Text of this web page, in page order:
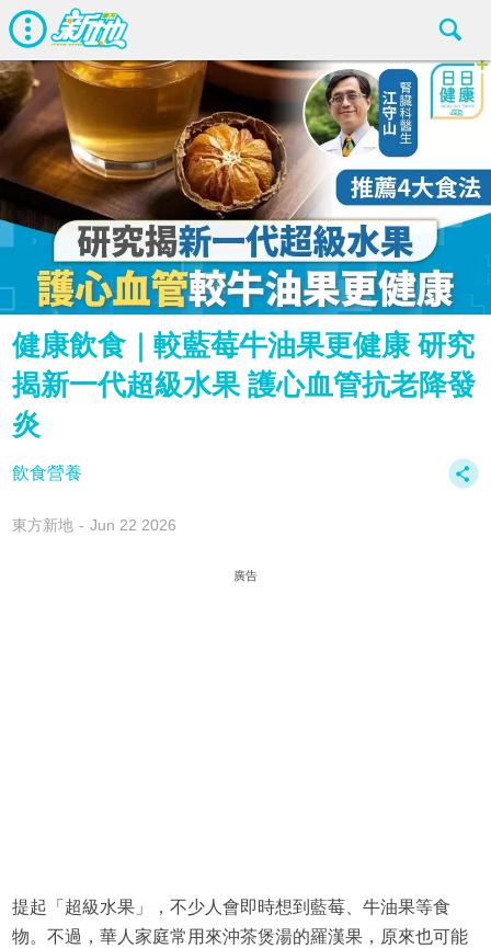
健康飲食｜較藍莓牛油果更健康 研究
揭新一代超級水果 護心血管抗老降發
炎
飲食營養
東方新地 Jun 22 2026
廣告
提起「超級水果」，不少人會即時想到藍莓、牛油果等食
物。不過，華人家庭常用來沖茶煲湯的羅漢果，原來也可能